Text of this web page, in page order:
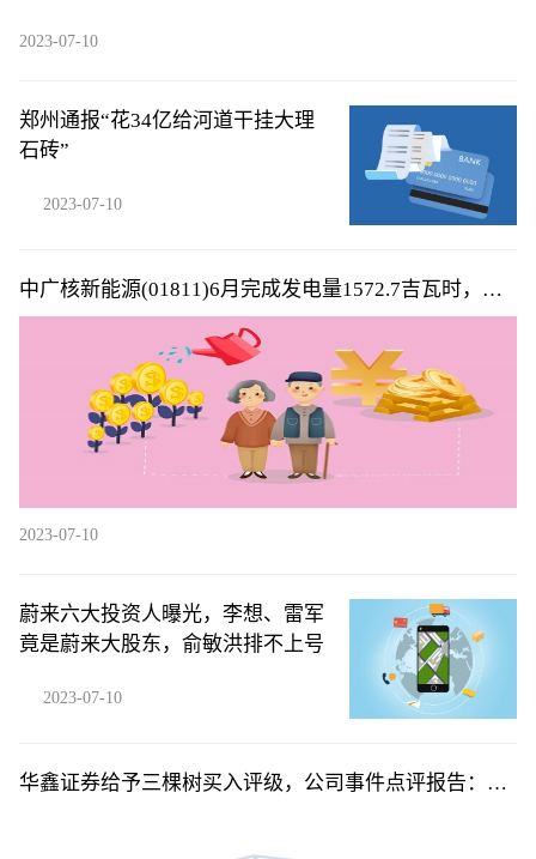
2023-07-10
郑州通报“花34亿给河道干挂大理
石砖”
2023-07-10
中广核新能源(01811)6月完成发电量1572.7吉瓦时，同
比减少6.6%
2023-07-10
蔚来六大投资人曝光，李想、雷军
竟是蔚来大股东，俞敏洪排不上号
2023-07-10
华鑫证券给予三棵树买入评级，公司事件点评报告：Q2